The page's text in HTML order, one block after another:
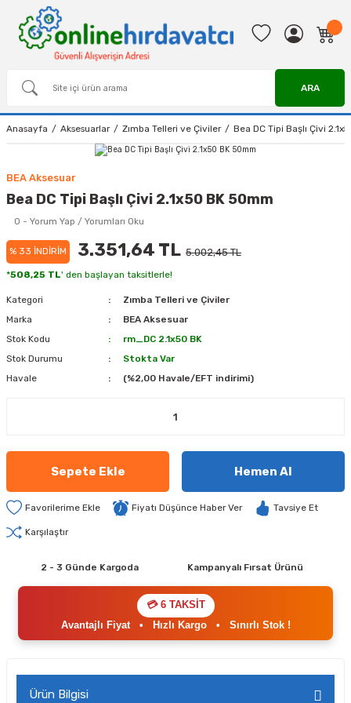
ARA
Anasayfa Aksesuarlar Zımba Telleri ve Çiviler Bea DC Tipi Başlı Çivi
BEA Aksesuar
Bea DC Tipi Başlı Çivi 2.1x50 BK 50mm
0 - Yorum Yap / Yorumları Oku
% 33 İNDİRİM 3.351,64 TL 5.002,45 TL
*508,25 TL' den başlayan taksitlerle!
Kategori
Zımba Telleri ve Çiviler
Marka
BEA Aksesuar
Stok Kodu
rm_DC 2.1x50 BK
Stok Durumu
Stokta Var
Havale
(%2,00 Havale/EFT indirimi)
Sepete Ekle Hemen Al
Fiyatı Düşünce Haber Ver Tavsiye Et
Karşılaştır
2 - 3 Günde Kargoda Kampanyalı Fırsat Ürünü
💳 6 TAKSİT
Avantajlı Fiyat• Hızlı Kargo• Sınırlı Stok !
Ürün Bilgisi